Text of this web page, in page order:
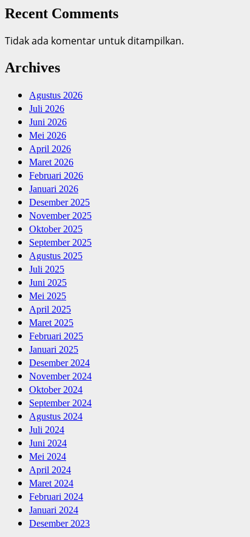
Recent Comments
Tidak ada komentar untuk ditampilkan.
Archives
Agustus 2026
Juli 2026
Juni 2026
Mei 2026
April 2026
Maret 2026
Februari 2026
Januari 2026
Desember 2025
November 2025
Oktober 2025
September 2025
Agustus 2025
Juli 2025
Juni 2025
Mei 2025
April 2025
Maret 2025
Februari 2025
Januari 2025
Desember 2024
November 2024
Oktober 2024
September 2024
Agustus 2024
Juli 2024
Juni 2024
Mei 2024
April 2024
Maret 2024
Februari 2024
Januari 2024
Desember 2023